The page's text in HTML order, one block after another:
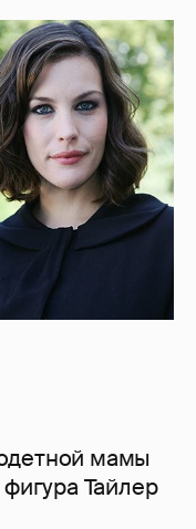
мамы
Тайлер